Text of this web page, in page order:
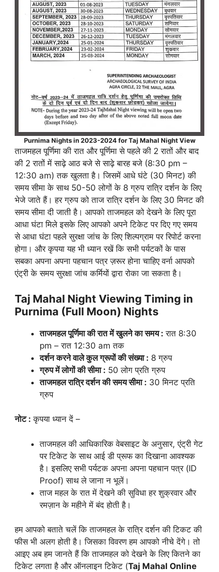
Purnima Nights in 2023-2024 for Taj Mahal Night View
ताजमहल पूर्णिमा की रात और पूर्णिमा से पहले की 2 रातों और बाद
की 2 रातों में साढ़े आठ बजे से साढ़े बारह बजे (8:30 pm –
12:30 am) तक खुलता है। जिसमें आधे घंटे (30 मिनट) की
समय सीमा के साथ 50-50 लोगों के 8 ग्रुप रात्रि दर्शन के लिए
भेजे जाते हैं। हर ग्रुप को ताज रात्रि दर्शन के लिए 30 मिनट की
समय सीमा दी जाती है। आपको ताजमहल को देखने के लिए पूरा
आधा घंटा मिले इसके लिए आपको अपने टिकेट पर दिए गए समय
से आधा घंटा पहले सुरक्षा जांच के लिए शिल्पग्राम पर रिपोर्ट करना
होगा। और कृपया यह भी ध्यान रखें कि सभी पर्यटकों के पास
सबका अपना अपना पहचान पत्र ज़रूर होना चाहिए वर्ना आपको
एंट्री के समय सुरक्षा जांच कर्मियों द्वारा रोका जा सकता है।
Taj Mahal Night Viewing Timing in
Purnima (Full Moon) Nights
ताजमहल पूर्णिमा की रात में खुलने का समय : रात 8:30
pm – रात 12:30 am तक
दर्शन करने वाले कुल ग्रूपों की संख्या : 8 ग्रुप
ग्रुप में लोगों की सीमा : 50 लोग प्रति ग्रुप
ताजमहल रात्रि दर्शन की समय सीमा : 30 मिनट प्रति
ग्रुप
नोट : कृपया ध्यान दें –
ताजमहल की आधिकारिक वेबसाइट के अनुसार, एंट्री गेट
पर टिकेट के साथ आई डी प्रूफ का दिखाना आवश्यक
है। इसलिए सभी पर्यटक अपना अपना पहचान पत्र (ID
Proof) साथ ले जाना न भूलें।
ताज महल के रात में देखने की सुविधा हर शुक्रवार और
रमज़ान के महीने में बंद होती है।
हम आपको बताते चलें कि ताजमहल के रात्रि दर्शन की टिकट की
फीस भी अलग होती है। जिसका विवरण हम आपको नीचे देंगे। तो
आइए अब हम जानते हैं कि ताजमहल को देखने के लिए कितने का
टिकेट लगता है और ऑनलाइन टिकेट (Taj Mahal Online